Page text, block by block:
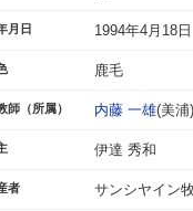
月日 1994年4月18日
鹿毛
師（所属） 内藤 一雄(美浦)
伊達 秀和
者 サンシヤイン